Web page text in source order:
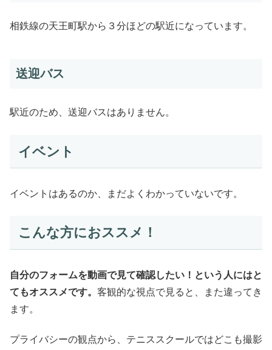
相鉄線の天王町駅から３分ほどの駅近になっています。
送迎バス
駅近のため、送迎バスはありません。
イベント
イベントはあるのか、まだよくわかっていないです。
こんな方におススメ！
自分のフォームを動画で見て確認したい！という人にはと
てもオススメです。 客観的な視点で見ると、また違ってき
ます。
プライバシーの観点から、テニススクールではどこも撮影